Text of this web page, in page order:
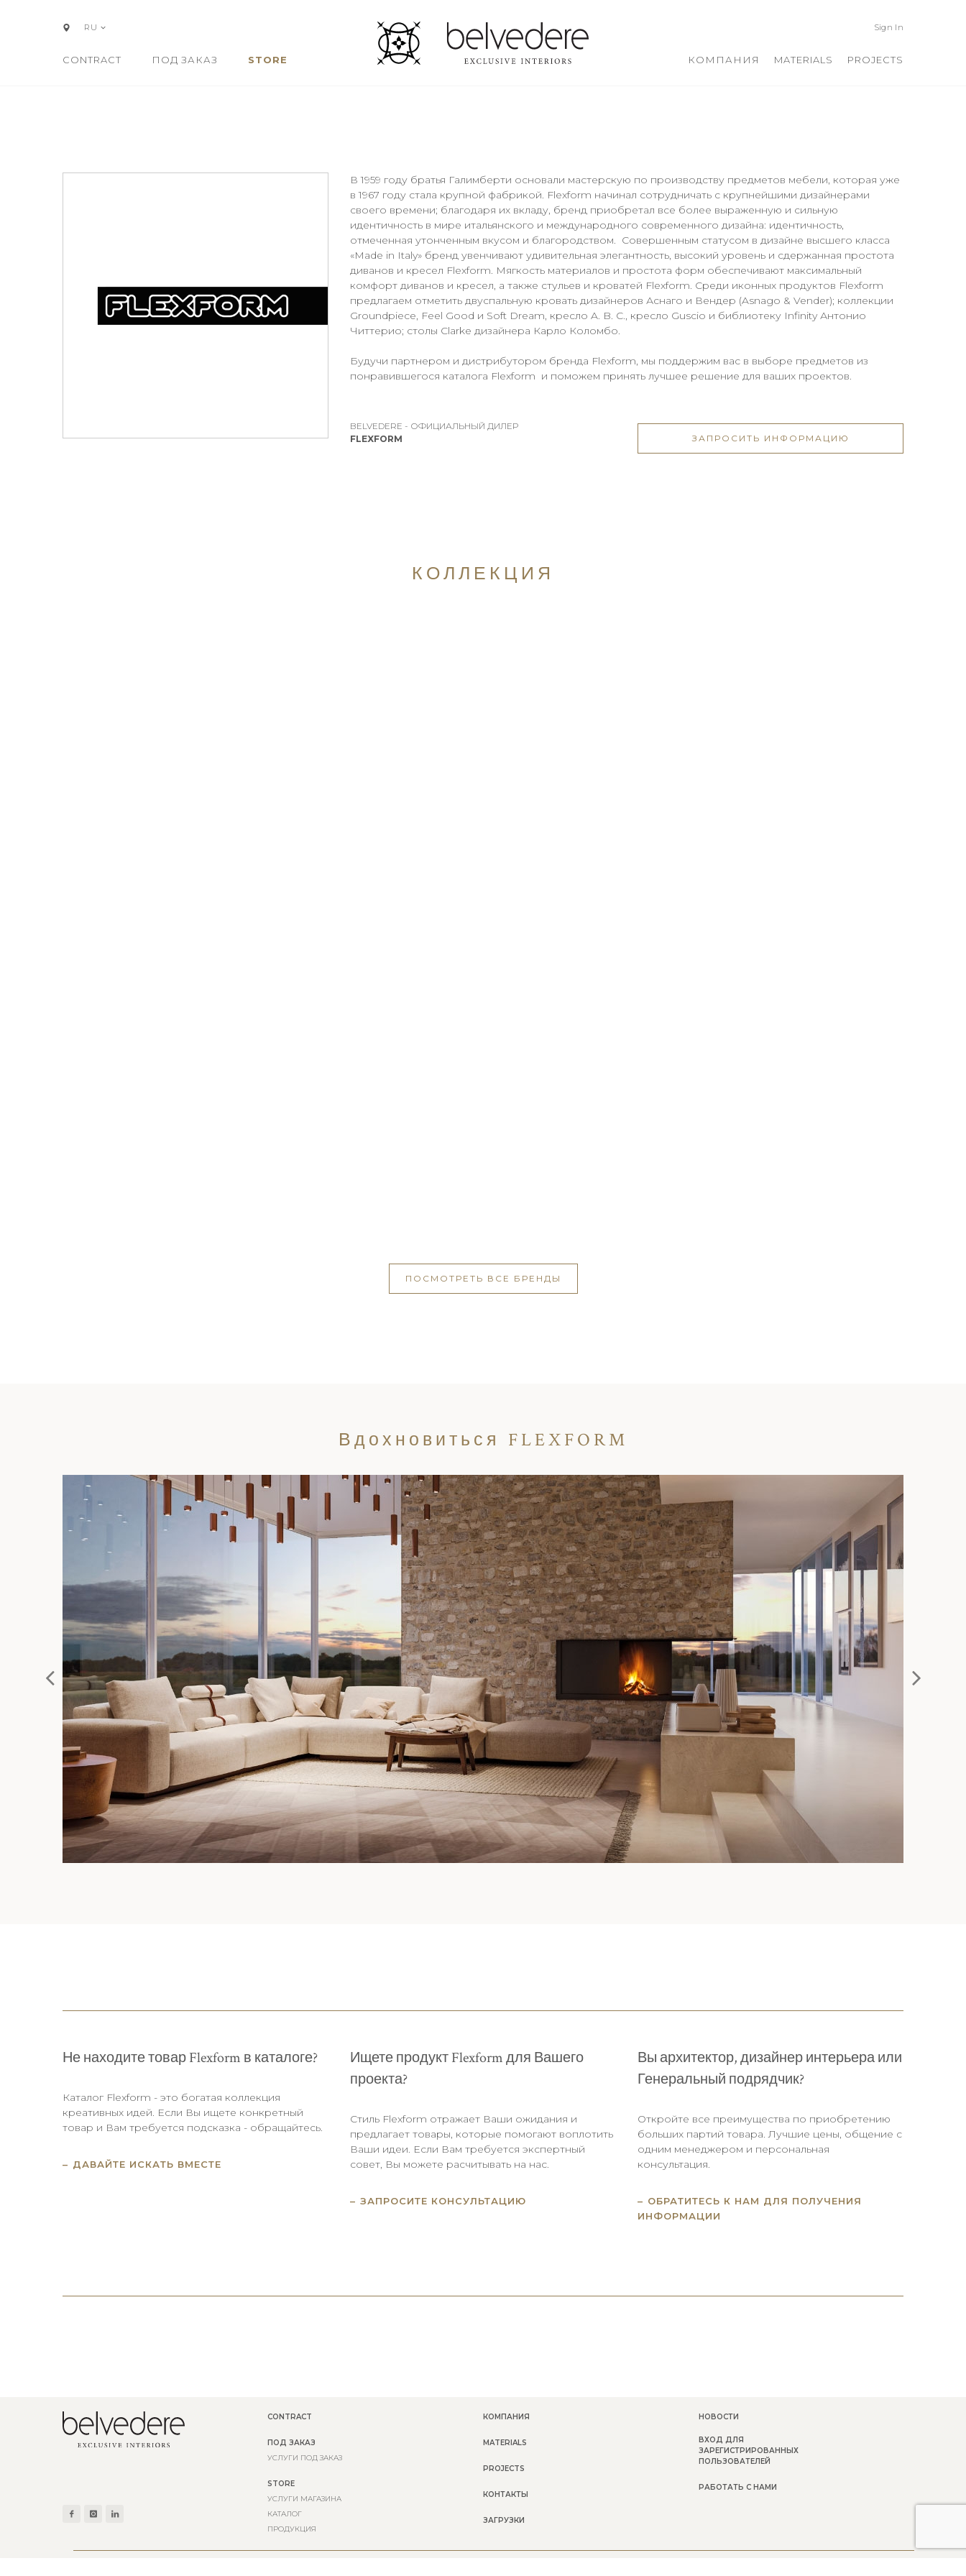
RU
CONTRACT ПОД ЗАКАЗ STORE
Sign In
КОМПАНИЯ MATERIALS PROJECTS
В 1959 году братья Галимберти основали мастерскую по производству предметов мебели, которая уже
в 1967 году стала крупной фабрикой. Flexform начинал сотрудничать с крупнейшими дизайнерами
своего времени; благодаря их вкладу, бренд приобретал все более выраженную и сильную
идентичность в мире итальянского и международного современного дизайна: идентичность,
отмеченная утонченным вкусом и благородством. Совершенным статусом в дизайне высшего класса
«Made in Italy» бренд увенчивают удивительная элегантность, высокий уровень и сдержанная простота
диванов и кресел Flexform. Мягкость материалов и простота форм обеспечивают максимальный
комфорт диванов и кресел, а также стульев и кроватей Flexform. Среди иконных продуктов Flexform
предлагаем отметить двуспальную кровать дизайнеров Аснаго и Вендер (Asnago & Vender); коллекции
Groundpiece, Feel Good и Soft Dream, кресло A. B. C., кресло Guscio и библиотеку Infinity Антонио
Читтерио; столы Clarke дизайнера Карло Коломбо.
Будучи партнером и дистрибутором бренда Flexform, мы поддержим вас в выборе предметов из
понравившегося каталога Flexform и поможем принять лучшее решение для ваших проектов.
BELVEDERE - ОФИЦИАЛЬНЫЙ ДИЛЕР
FLEXFORM
ЗАПРОСИТЬ ИНФОРМАЦИЮ
КОЛЛЕКЦИЯ
ПОСМОТРЕТЬ ВСЕ БРЕНДЫ
Вдохновиться FLEXFORM
Не находите товар Flexform в каталоге?
Каталог Flexform - это богатая коллекция
креативных идей. Если Вы ищете конкретный
товар и Вам требуется подсказка - обращайтесь.
ДАВАЙТЕ ИСКАТЬ ВМЕСТЕ
Ищете продукт Flexform для Вашего
проекта?
Стиль Flexform отражает Ваши ожидания и
предлагает товары, которые помогают воплотить
Ваши идеи. Если Вам требуется экспертный
совет, Вы можете расчитывать на нас.
ЗАПРОСИТЕ КОНСУЛЬТАЦИЮ
Вы архитектор, дизайнер интерьера или
Генеральный подрядчик?
Откройте все преимущества по приобретению
больших партий товара. Лучшие цены, общение с
одним менеджером и персональная
консультация.
ОБРАТИТЕСЬ К НАМ ДЛЯ ПОЛУЧЕНИЯ
ИНФОРМАЦИИ
CONTRACT
ПОД ЗАКАЗ
УСЛУГИ ПОД ЗАКАЗ
STORE
УСЛУГИ МАГАЗИНА
КАТАЛОГ
ПРОДУКЦИЯ
КОМПАНИЯ
MATERIALS
PROJECTS
КОНТАКТЫ
ЗАГРУЗКИ
НОВОСТИ
ВХОД ДЛЯ
ЗАРЕГИСТРИРОВАННЫХ
ПОЛЬЗОВАТЕЛЕЙ
РАБОТАТЬ С НАМИ